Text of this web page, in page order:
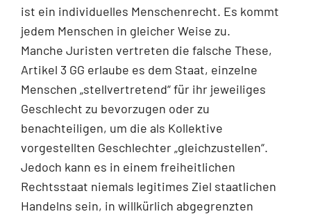
ist ein individuelles Menschenrecht. Es kommt
jedem Menschen in gleicher Weise zu.
Manche Juristen vertreten die falsche These,
Artikel 3 GG erlaube es dem Staat, einzelne
Menschen „stellvertretend“ für ihr jeweiliges
Geschlecht zu bevorzugen oder zu
benachteiligen, um die als Kollektive
vorgestellten Geschlechter „gleichzustellen“.
Jedoch kann es in einem freiheitlichen
Rechtsstaat niemals legitimes Ziel staatlichen
Handelns sein, in willkürlich abgegrenzten